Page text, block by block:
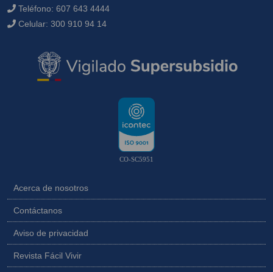
Teléfono: 607 643 4444
Celular: 300 910 94 14
CO-SC5951
Acerca de nosotros
Contáctanos
Aviso de privacidad
Revista Fácil Vivir